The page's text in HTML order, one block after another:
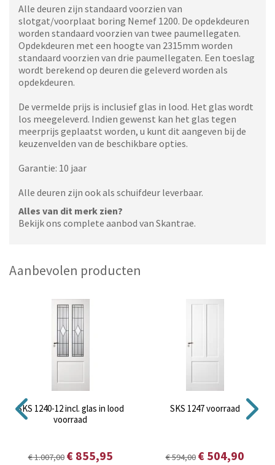
Alle deuren zijn standaard voorzien van
slotgat/voorplaat boring Nemef 1200. De opdekdeuren
worden standaard voorzien van twee paumellegaten.
Opdekdeuren met een hoogte van 2315mm worden
standaard voorzien van drie paumellegaten. Een toeslag
wordt berekend op deuren die geleverd worden als
opdekdeuren.
De vermelde prijs is inclusief glas in lood. Het glas wordt
los meegeleverd. Indien gewenst kan het glas tegen
meerprijs geplaatst worden, u kunt dit aangeven bij de
keuzenvelden van de beschikbare opties.
Garantie: 10 jaar
Alle deuren zijn ook als schuifdeur leverbaar.
Alles van dit merk zien?
Bekijk ons complete aanbod van Skantrae.
Aanbevolen producten
SKS 1240-12 incl. glas in lood
voorraad
€ 1.007,00 € 855,95
SKS 1247 voorraad
€ 594,00 € 504,90